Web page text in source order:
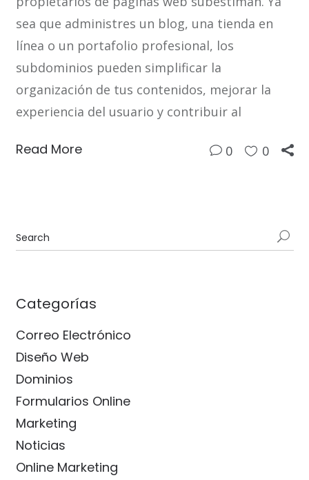
sea que administres un blog, una tienda en
línea o un portafolio profesional, los
subdominios pueden simplificar la
organización de tus contenidos, mejorar la
experiencia del usuario y contribuir al
Read More 0 0
Categorías
Correo Electrónico
Diseño Web
Dominios
Formularios Online
Marketing
Noticias
Online Marketing